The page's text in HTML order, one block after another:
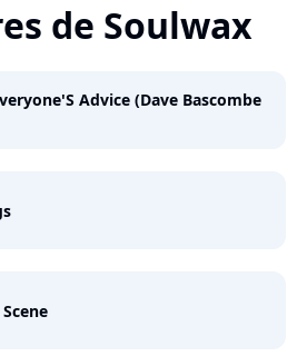
de Soulwax
Advice (Dave Bascombe